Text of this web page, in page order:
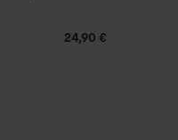
24,90 €